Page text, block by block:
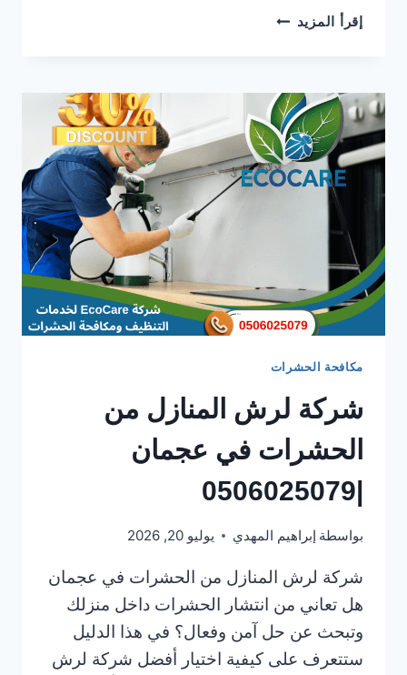
إقرأ المزيد شركة
النخيل
رأس
الخيمة
|0506025079
مكافحة الحشرات
شركة لرش المنازل من
الحشرات في عجمان
|0506025079
بواسطة إبراهيم المهدي يوليو 20, 2026
شركة لرش المنازل من الحشرات في عجمان
هل تعاني من انتشار الحشرات داخل منزلك
وتبحث عن حل آمن وفعال؟ في هذا الدليل
ستتعرف على كيفية اختيار أفضل شركة لرش